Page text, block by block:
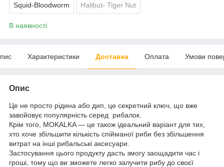
Squid-Bloodworm Halibut- Tiger Nut
В наявності
Характеристики Доставка Оплата Умови
Опис
Це не просто рідина або дип, це секретний ключ, що вже
завойовує популярність серед рибалок.
Крім того, MOKALKA — це також ідеальний варіант для тих,
хто хоче збільшити кількість спійманої риби без збільшення
витрат на інші рибальські аксесуари.
Застосування цього продукту дасть змогу заощадити час і
гроші, тому що ви зможете легко залучити рибу до своєї